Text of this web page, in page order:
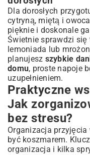
Dla dorosłych
cytryną, miętą i
pięknie i doskonale
Świetnie sprawdzi się
lemoniada lub
planujesz szybkie
domu, proste napoje
uzupełnieniem.
Praktyczne
Jak
bez stresu?
Organizacja
być koszmarem.
organizacja i kilka